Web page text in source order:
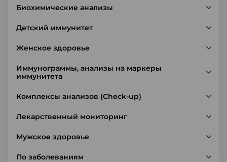
Биохимические анализы
Детский иммунитет
Женское здоровье
Иммунограммы, анализы на маркеры
иммунитета
Комплексы анализов (Check-up)
Лекарственный мониторинг
Мужское здоровье
По заболеваниям